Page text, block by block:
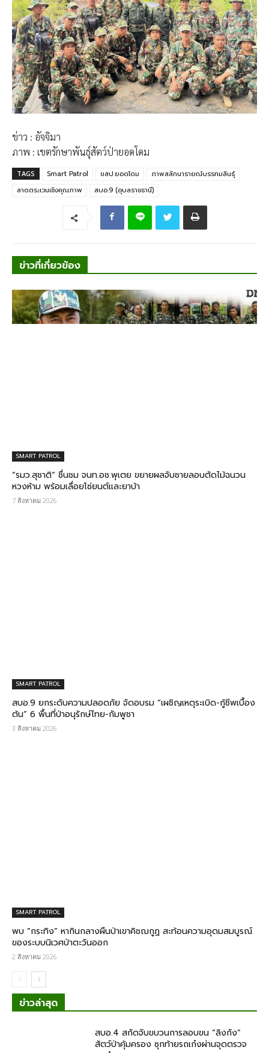
ข่าว : อัจจิมา
ภาพ : เขตรักษาพันธุ์สัตว์ป่ายอดโดม
TAGS Smart Patrol ขสป.ยอดโดม
ภาพสลักนารายณ์บรรทมสินธุ์
ลาดตระเวนเชิงคุณภาพ
สบอ.9 (อุบลราชธานี)
ข่าวที่เกี่ยวข้อง
SMART PATROL
“รมว.สุชาติ” ชื่นชม​ จนท.อช.พุเตย​ ขยายผลจับชายลอบตัดไม้ฉนวน
หวงห้าม พร้อมเลื่อยโซ่ยนต์และยาบ้า
7 สิงหาคม 2026
SMART PATROL
สบอ.9 ยกระดับความปลอดภัย จัดอบรม “เผชิญเหตุระเบิด-กู้ชีพเบื้อง
ต้น” 6 พื้นที่ป่าอนุรักษ์ไทย-กัมพูชา
3 สิงหาคม 2026
SMART PATROL
พบ “กระทิง” หากินกลางผืนป่าเขาคิชฌกูฏ สะท้อนความอุดมสมบูรณ์
ของระบบนิเวศป่าตะวันออก
2 สิงหาคม 2026
ข่าวล่าสุด
สบอ.4 สกัดจับขบวนการลอบขน “ลิงกัง”
สัตว์ป่าคุ้มครอง ซุกท้ายรถเก๋งผ่านจุดตรวจ